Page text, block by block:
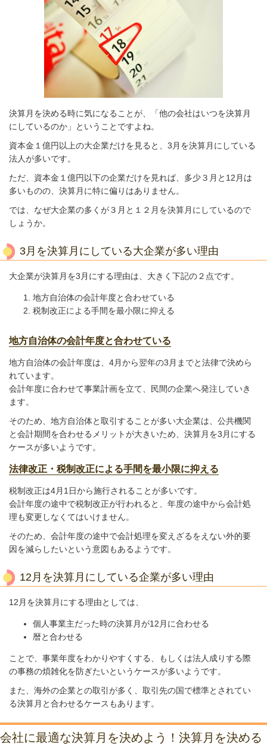
決算月を決める時に気になることが、「他の会社はいつを決算月
にしているのか」ということですよね。
資本金１億円以上の大企業だけを見ると、3月を決算月にしている
法人が多いです。
ただ、資本金１億円以下の企業だけを見れば、多少３月と12月は
多いものの、決算月に特に偏りはありません。
では、なぜ大企業の多くが３月と１２月を決算月にしているので
しょうか。
3月を決算月にしている大企業が多い理由
大企業が決算月を3月にする理由は、大きく下記の２点です。
地方自治体の会計年度と合わせている
税制改正による手間を最小限に抑える
地方自治体の会計年度と合わせている
地方自治体の会計年度は、4月から翌年の3月までと法律で決めら
れています。
会計年度に合わせて事業計画を立て、民間の企業へ発注していき
ます。
そのため、地方自治体と取引することが多い大企業は、公共機関
と会計期間を合わせるメリットが大きいため、決算月を3月にする
ケースが多いようです。
法律改正・税制改正による手間を最小限に抑える
税制改正は4月1日から施行されることが多いです。
会計年度の途中で税制改正が行われると、年度の途中から会計処
理も変更しなくてはいけません。
そのため、会計年度の途中で会計処理を変えざるをえない外的要
因を減らしたいという意図もあるようです。
12月を決算月にしている企業が多い理由
12月を決算月にする理由としては、
個人事業主だった時の決算月が12月に合わせる
暦と合わせる
ことで、事業年度をわかりやすくする、もしくは法人成りする際
の事務の煩雑化を防ぎたいというケースが多いようです。
また、海外の企業との取引が多く、取引先の国で標準とされてい
る決算月と合わせるケースもあります。
会社に最適な決算月を決めよう！決算月を決める